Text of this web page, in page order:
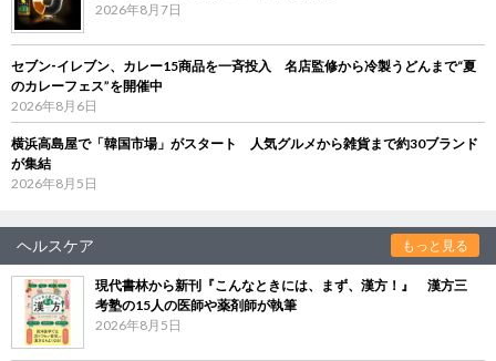
2026年8月7日
セブン‐イレブン、カレー15商品を一斉投入 名店監修から冷製うどんまで“夏
のカレーフェス”を開催中
2026年8月6日
横浜高島屋で「韓国市場」がスタート 人気グルメから雑貨まで約30ブランド
が集結
2026年8月5日
ヘルスケア もっと見る
現代書林から新刊『こんなときには、まず、漢方！』 漢方三
考塾の15人の医師や薬剤師が執筆
2026年8月5日